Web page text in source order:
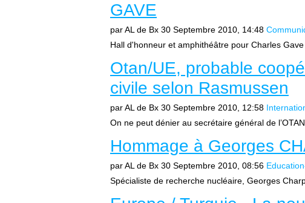
GAVE
par AL de Bx 30 Septembre 2010, 14:48
Hall d'honneur et amphithéâtre pour Charles Gave
Otan/UE, probable
civile selon Rasmussen
par AL de Bx 30 Septembre 2010, 12:58
On ne peut dénier au secrétaire général de
Hommage à Georges
par AL de Bx 30 Septembre 2010, 08:56
Spécialiste de recherche nucléaire, Georges